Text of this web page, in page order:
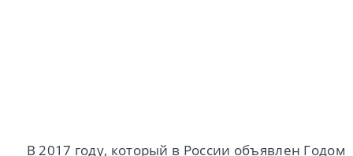
В 2017 году, который в России объявлен Годом